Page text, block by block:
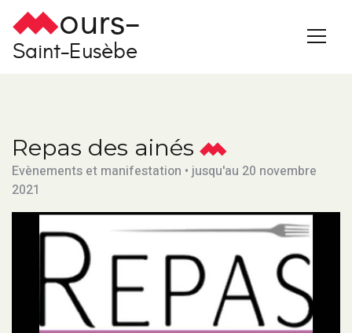
ours-
Saint-Eusèbe
Repas des ainés
Evènements et manifestation • jusqu'au 20 novembre
2021